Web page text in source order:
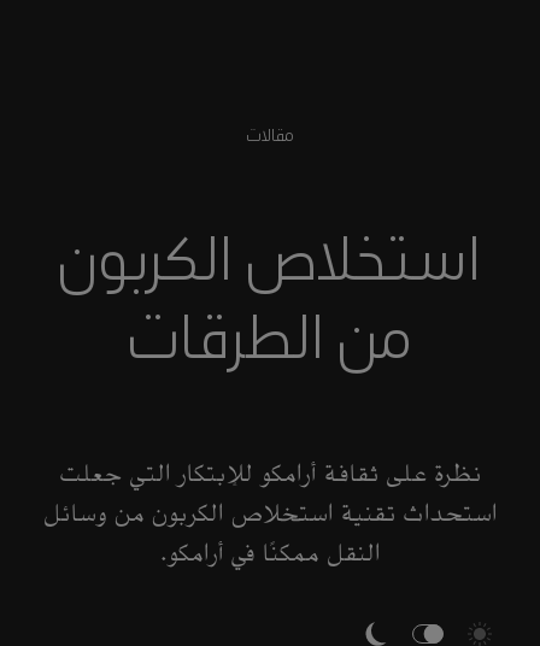
مقالات
استخلاص الكربون
من الطرقات
نظرة على ثقافة أرامكو للإبتكار التي جعلت
استحداث تقنية استخلاص الكربون من وسائل
النقل ممكنًا في أرامكو.